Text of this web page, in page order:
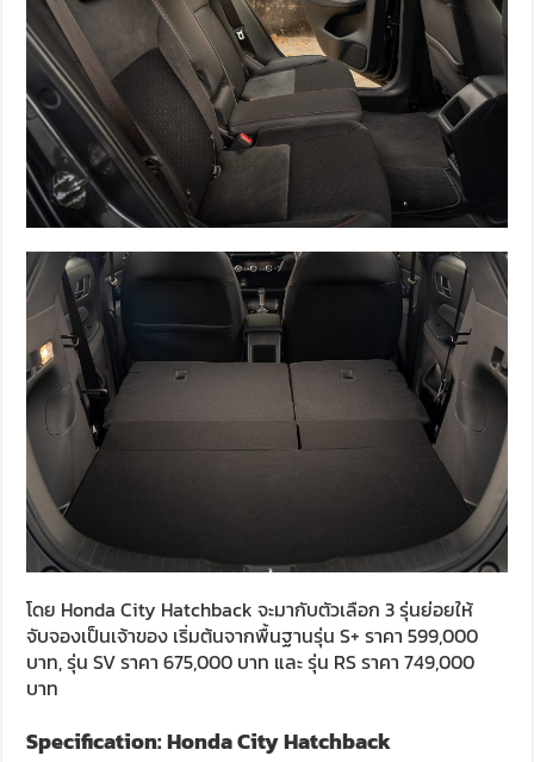
โดย Honda City Hatchback จะมากับตัวเลือก 3 รุ่นย่อยให้
จับจองเป็นเจ้าของ เริ่มต้นจากพื้นฐานรุ่น S+ ราคา 599,000
บาท, รุ่น SV ราคา 675,000 บาท และ รุ่น RS ราคา 749,000
บาท
Specification: Honda City Hatchback